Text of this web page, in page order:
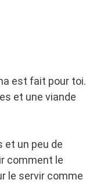
est fait pour toi.
et une viande
et un peu de
comment le
le servir comme